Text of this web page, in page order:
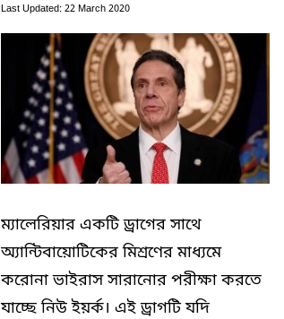
Last Updated: 22 March 2020
ম্যালেরিয়ার একটি ড্রাগের সাথে
অ্যান্টিবায়োটিকের মিশ্রণের মাধ্যমে
করোনা ভাইরাস সারানোর পরীক্ষা করতে
যাচ্ছে নিউ ইয়র্ক। এই ড্রাগটি যদি